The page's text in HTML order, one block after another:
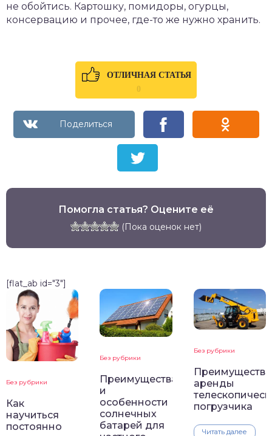
не обойтись. Картошку, помидоры, огурцы,
консервацию и прочее, где-то же нужно хранить.
ОТЛИЧНАЯ СТАТЬЯ
0
Помогла статья? Оцените её
(Пока оценок нет)
[flat_ab id="3"]
Без рубрики
Как
научиться
постоянно
Без рубрики
Преимущества
и
особенности
солнечных
батарей для
Без рубрики
Преимущества
аренды
погрузчика
Читать далее